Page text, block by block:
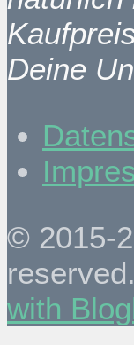
Deine
© 2015-
with